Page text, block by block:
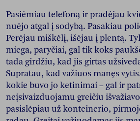
Pasiėmiau telefoną ir pradėjau
nuėjo atgal į sodybą. Pasakiau
Perėjau miškėlį, išėjau į plentą.
miega, paryčiai, gal tik koks
tada girdžiu, kad jis girtas
Supratau, kad važiuos manęs
kokie buvo jo ketinimai – gal ir
neįsivaizduojamu greičiu
pasislėpiau už konteinerio,